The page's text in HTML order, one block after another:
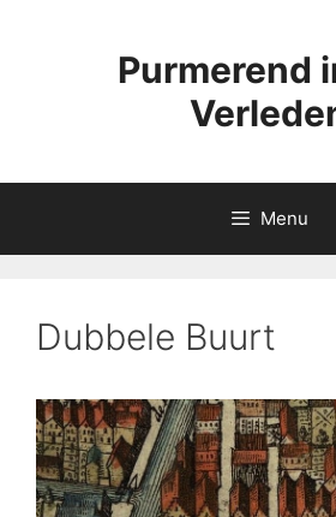
Purmerend
Menu
Dubbele Buurt